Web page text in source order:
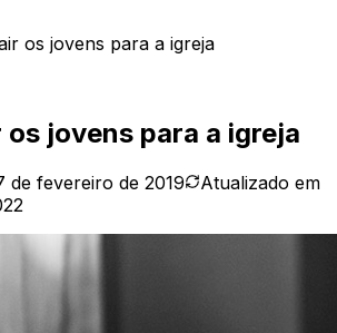
os jovens para a igreja
jovens para a igreja
de fevereiro de 2019
Atualizado em